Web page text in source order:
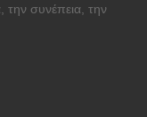
την συνέπεια, την